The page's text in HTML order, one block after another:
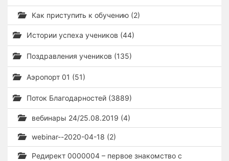
Как приступить к обучению (2)
Истории успеха учеников (44)
Поздравления учеников (135)
Аэропорт 01 (51)
Поток Благодарностей (3889)
вебинары 24/25.08.2019 (4)
webinar--2020-04-18 (2)
Редирект 0000004 – первое знакомство с